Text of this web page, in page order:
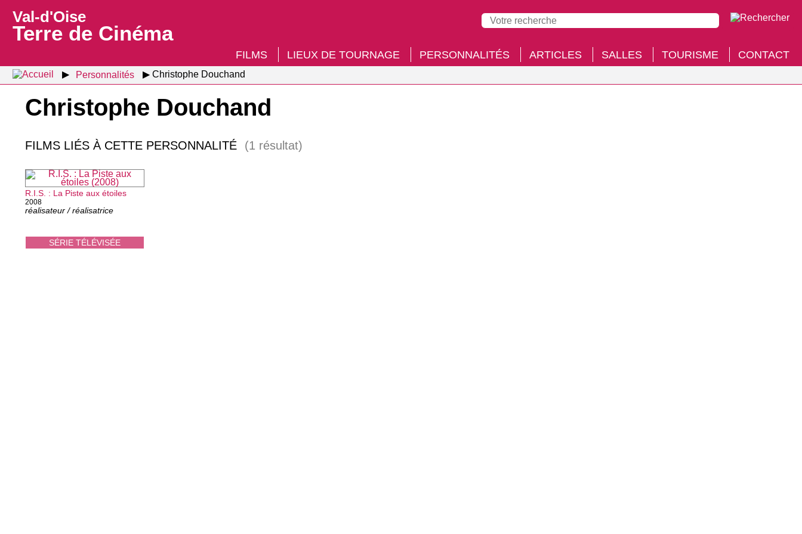
Val-d'Oise
Terre de Cinéma
FILMS LIEUX DE TOURNAGE PERSONNALITÉS ARTICLES SALLES TOURISME CONTACT
Personnalités Christophe Douchand
Christophe Douchand
FILMS LIÉS À CETTE PERSONNALITÉ (1 résultat)
SÉRIE TÉLÉVISÉE
R.I.S. : La Piste aux étoiles
2008
réalisateur / réalisatrice